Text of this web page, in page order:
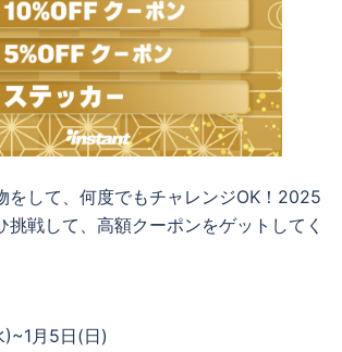
をして、何度でもチャレンジOK！2025
挑戦して、高額クーポンをゲットしてく
)~1月5日(日)